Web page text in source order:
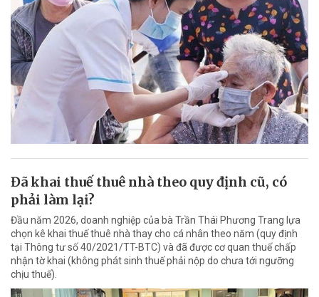
Đã khai thuế thuê nhà theo quy định cũ, có
phải làm lại?
Đầu năm 2026, doanh nghiệp của bà Trần Thái Phương Trang lựa
chọn kê khai thuế thuê nhà thay cho cá nhân theo năm (quy định
tại Thông tư số 40/2021/TT-BTC) và đã được cơ quan thuế chấp
nhận tờ khai (không phát sinh thuế phải nộp do chưa tới ngưỡng
chịu thuế).